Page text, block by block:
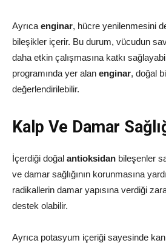
Ayrıca enginar, hücre yenilenmesini
bileşikler içerir. Bu durum, vücudun
daha etkin çalışmasına katkı
programında yer alan enginar, doğal
değerlendirilebilir.
Kalp Ve Damar
İçerdiği doğal antioksidan bileşenler
ve damar sağlığının korunmasına
radikallerin damar yapısına verdiği
destek olabilir.
Ayrıca potasyum içeriği sayesinde kan